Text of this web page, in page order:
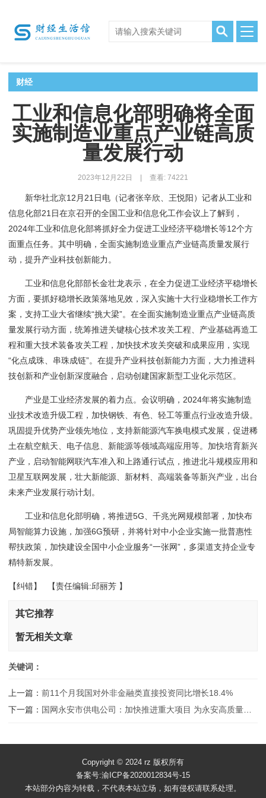
财经
工业和信息化部明确将全面
实施制造业重点产业链高质
量发展行动
2023年12月22日 查看: 74221
新华社北京12月21日电（记者张辛欣、王悦阳）记者从工业和
信息化部21日在京召开的全国工业和信息化工作会议上了解到，
2024年工业和信息化部将抓好全力促进工业经济平稳增长等12个方
面重点任务。其中明确，全面实施制造业重点产业链高质量发展行
动，提升产业科技创新能力。
工业和信息化部部长金壮龙表示，在全力促进工业经济平稳增长
方面，要抓好稳增长政策落地见效，深入实施十大行业稳增长工作方
案，支持工业大省继续“挑大梁”。在全面实施制造业重点产业链高质
量发展行动方面，统筹推进关键核心技术攻关工程、产业基础再造工
程和重大技术装备攻关工程，加快技术攻关突破和成果应用，实现
“化点成珠、串珠成链”。在提升产业科技创新能力方面，大力推进科
技创新和产业创新深度融合，启动创建国家新型工业化示范区。
产业是工业经济发展的着力点。会议明确，2024年将实施制造
业技术改造升级工程，加快钢铁、有色、轻工等重点行业改造升级。
巩固提升优势产业领先地位，支持新能源汽车换电模式发展，促进稀
土在航空航天、电子信息、新能源等领域高端应用等。加快培育新兴
产业，启动智能网联汽车准入和上路通行试点，推进北斗规模应用和
卫星互联网发展，壮大新能源、新材料、高端装备等新兴产业，出台
未来产业发展行动计划。
工业和信息化部明确，将推进5G、千兆光网规模部署，加快布
局智能算力设施，加强6G预研，并将针对中小企业实施一批普惠性
帮扶政策，加快建设全国中小企业服务“一张网”，多渠道支持企业专
精特新发展。
【纠错】 【责任编辑:邱丽芳 】
其它推荐
暂无相关文章
关键词：
上一篇： 前11个月我国对外非金融类直接投资同比增长18.4%
下一篇： 国网永安市供电公司：加快推进重大项目 为永安高质量发展注入新动力
Copyright © 2024 rz 版权所有
备案号:渝ICP备2020012834号-15
本站部分内容为转载，不代表本站立场，如有侵权请联系处理。